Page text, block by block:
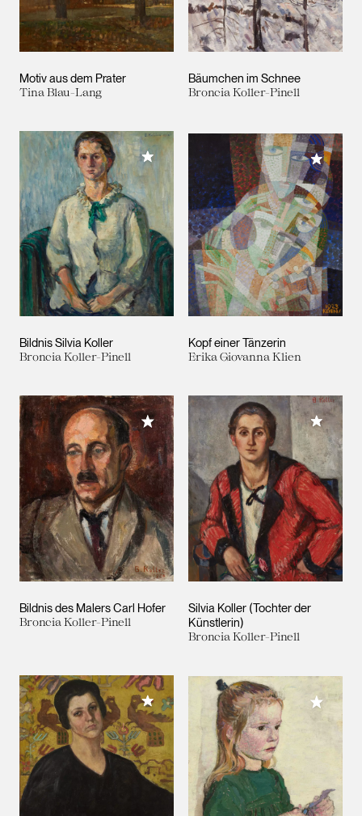
Motiv aus dem Prater
Tina Blau-Lang
Bäumchen im Schnee
Broncia Koller-Pinell
Bildnis Silvia Koller
Broncia Koller-Pinell
Meiner Sammlung hinzufügen
Kopf einer Tänzerin
Erika Giovanna Klien
Meiner
Bildnis des Malers Carl Hofer
Broncia Koller-Pinell
Meiner Sammlung hinzufügen
Silvia Koller (Tochter der
Künstlerin)
Broncia Koller-Pinell
Meiner
Meiner Sammlung hinzufügen Meiner